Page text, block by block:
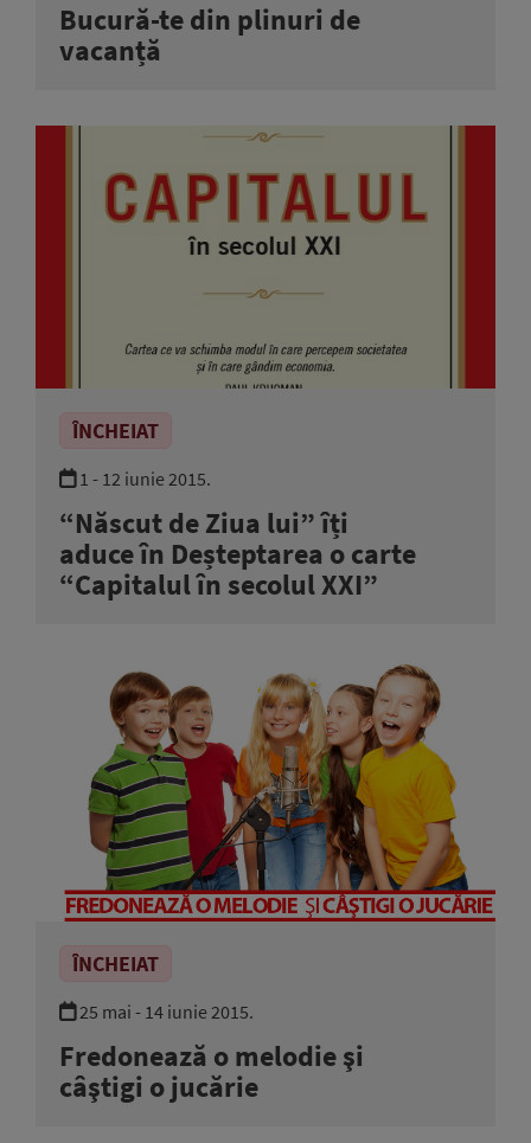
Bucură-te din plinuri de
vacanță
ÎNCHEIAT
1 - 12 iunie 2015.
“Născut de Ziua lui” îți
aduce în Deșteptarea o carte
“Capitalul în secolul XXI”
ÎNCHEIAT
25 mai - 14 iunie 2015.
Fredonează o melodie şi
câştigi o jucărie